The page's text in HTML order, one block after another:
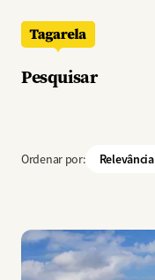
Pesquisar
Ordenar por: Relevância
Imagem